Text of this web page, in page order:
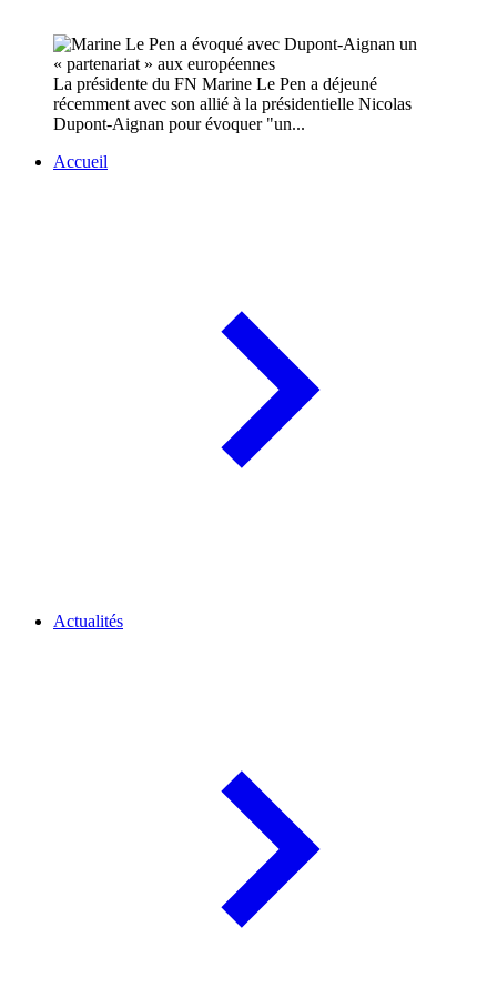
La présidente du FN Marine Le Pen a déjeuné
récemment avec son allié à la présidentielle Nicolas
Dupont-Aignan pour évoquer "un...
Accueil
Actualités